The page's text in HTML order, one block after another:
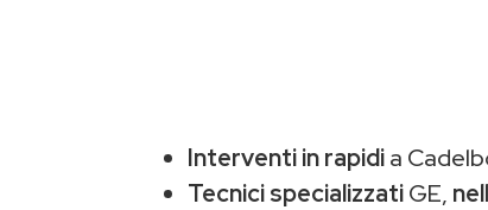
Interventi in rapidia
Tecnici specializzatiGE,